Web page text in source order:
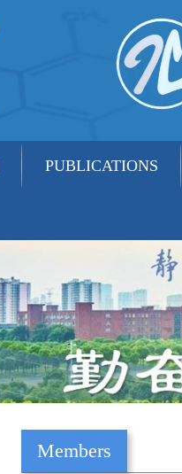
PUBLICATIONS
Members